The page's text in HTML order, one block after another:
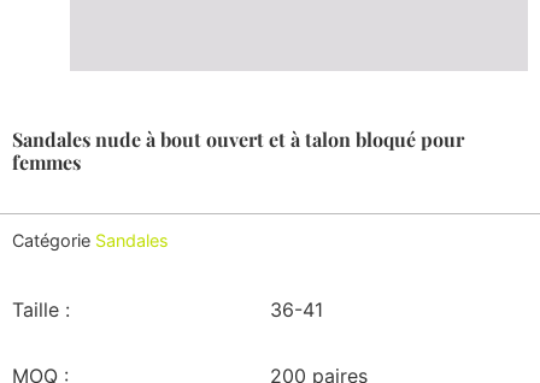
Sandales nude à bout ouvert et à talon bloqué pour
femmes
Catégorie Sandales
Taille : 36-41
MOQ : 200 paires